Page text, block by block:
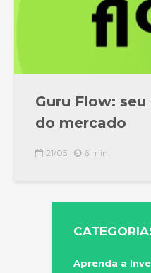
Guru Flow:
do mercado
21/05 6 min.
Aprenda a